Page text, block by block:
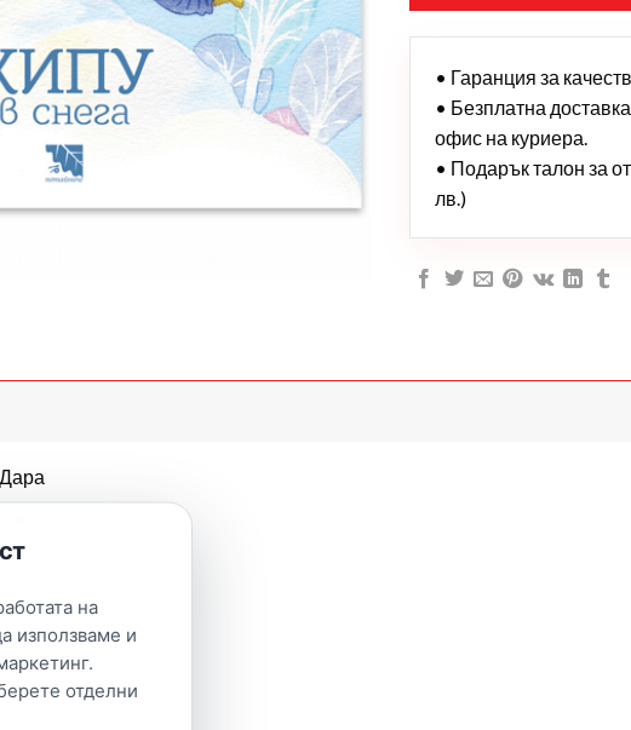
• Гаранция за
• Безплатна
офис на куриера.
• Подарък талон за
лв.)
на
използваме и
отделни